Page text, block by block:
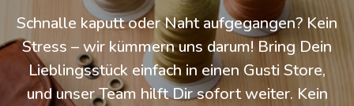
Schnalle kaputt oder Naht aufgegangen? Kein
Stress – wir kümmern uns darum! Bring Dein
Lieblingsstück einfach in einen Gusti Store,
und unser Team hilft Dir sofort weiter. Kein